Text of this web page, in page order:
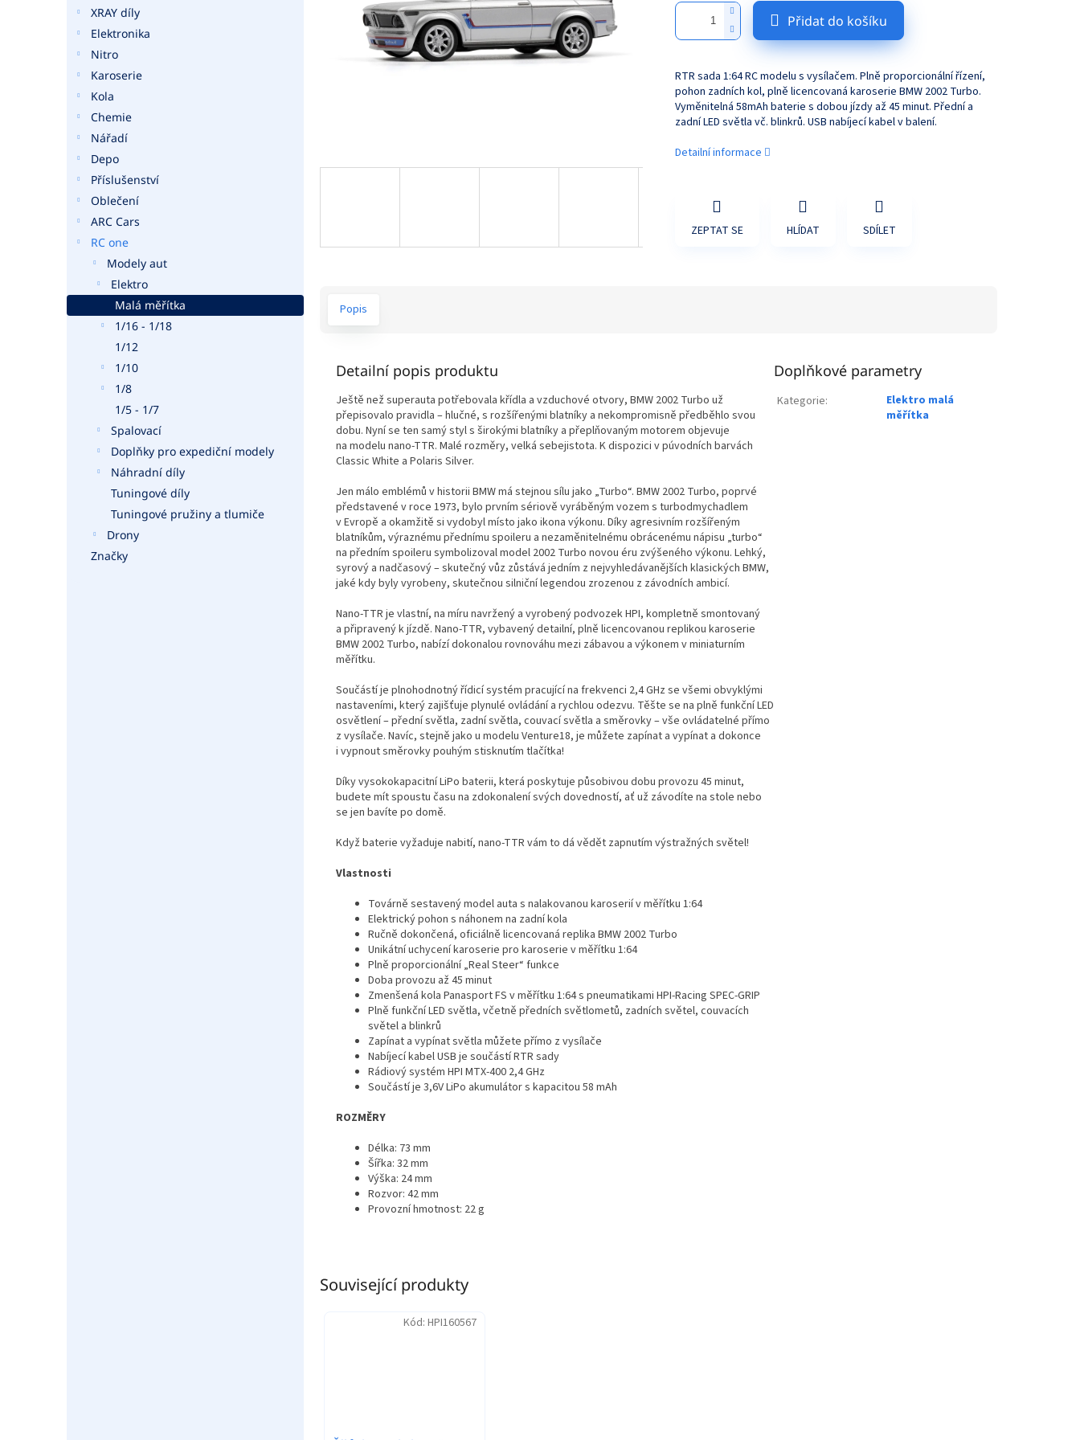
XRAY díly
Elektronika
Nitro
Karoserie
Kola
Chemie
Nářadí
Depo
Příslušenství
Oblečení
ARC Cars
RC one
Modely aut
Elektro
Malá měřítka
1/16 - 1/18
1/12
1/10
1/8
1/5 - 1/7
Spalovací
Doplňky pro expediční modely
Náhradní díly
Tuningové díly
Tuningové pružiny a tlumiče
Drony
Značky
Přidat do košíku
RTR sada 1:64 RC modelu s vysílačem. Plně proporcionální řízení,
pohon zadních kol, plně licencovaná karoserie BMW 2002 Turbo.
Vyměnitelná 58mAh baterie s dobou jízdy až 45 minut. Přední a
zadní LED světla vč. blinkrů. USB nabíjecí kabel v balení.
Detailní informace
ZEPTAT SE HLÍDAT SDÍLET
Související produkty
Kód: HPI160567
Popis
Detailní popis produktu
Ještě než superauta potřebovala křídla a vzduchové otvory, BMW 2002 Turbo už
přepisovalo pravidla – hlučné, s rozšířenými blatníky a nekompromisně předběhlo svou
dobu. Nyní se ten samý styl s širokými blatníky a přeplňovaným motorem objevuje
na modelu nano-TTR. Malé rozměry, velká sebejistota. K dispozici v púvodních barvách
Classic White a Polaris Silver.
Jen málo emblémů v historii BMW má stejnou sílu jako „Turbo“. BMW 2002 Turbo, poprvé
představené v roce 1973, bylo prvním sériově vyráběným vozem s turbodmychadlem
v Evropě a okamžitě si vydobyl místo jako ikona výkonu. Díky agresivním rozšířeným
blatníkům, výraznému přednímu spoileru a nezaměnitelnému obrácenému nápisu „turbo“
na předním spoileru symbolizoval model 2002 Turbo novou éru zvýšeného výkonu. Lehký,
syrový a nadčasový – skutečný vůz zůstává jedním z nejvyhledávanějších klasických BMW,
jaké kdy byly vyrobeny, skutečnou silniční legendou zrozenou z závodních ambicí.
Nano-TTR je vlastní, na míru navržený a vyrobený podvozek HPI, kompletně smontovaný
a připravený k jízdě. Nano-TTR, vybavený detailní, plně licencovanou replikou karoserie
BMW 2002 Turbo, nabízí dokonalou rovnováhu mezi zábavou a výkonem v miniaturním
měřítku.
Součástí je plnohodnotný řídicí systém pracující na frekvenci 2,4 GHz se všemi obvyklými
nastaveními, který zajišťuje plynulé ovládání a rychlou odezvu. Těšte se na plně funkční LED
osvětlení – přední světla, zadní světla, couvací světla a směrovky – vše ovládatelné přímo
z vysílače. Navíc, stejně jako u modelu Venture18, je můžete zapínat a vypínat a dokonce
i vypnout směrovky pouhým stisknutím tlačítka!
Díky vysokokapacitní LiPo baterii, která poskytuje působivou dobu provozu 45 minut,
budete mít spoustu času na zdokonalení svých dovedností, ať už závodíte na stole nebo
se jen bavíte po domě.
Když baterie vyžaduje nabití, nano-TTR vám to dá vědět zapnutím výstražných světel!
Vlastnosti
Továrně sestavený model auta s nalakovanou karoserií v měřítku 1:64
Elektrický pohon s náhonem na zadní kola
Ručně dokončená, oficiálně licencovaná replika BMW 2002 Turbo
Unikátní uchycení karoserie pro karoserie v měřítku 1:64
Plně proporcionální „Real Steer“ funkce
Doba provozu až 45 minut
Zmenšená kola Panasport FS v měřítku 1:64 s pneumatikami HPI-Racing SPEC-GRIP
Plně funkční LED světla, včetně předních světlometů, zadních světel, couvacích
světel a blinkrů
Zapínat a vypínat světla můžete přímo z vysílače
Nabíjecí kabel USB je součástí RTR sady
Rádiový systém HPI MTX-400 2,4 GHz
Součástí je 3,6V LiPo akumulátor s kapacitou 58 mAh
ROZMĚRY
Délka: 73 mm
Šířka: 32 mm
Výška: 24 mm
Rozvor: 42 mm
Provozní hmotnost: 22 g
Doplňkové parametry
Kategorie:
Elektro malá
měřítka